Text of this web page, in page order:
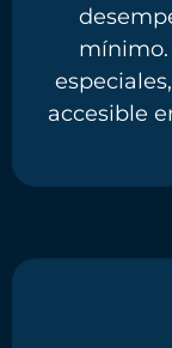
mínimo.
accesible